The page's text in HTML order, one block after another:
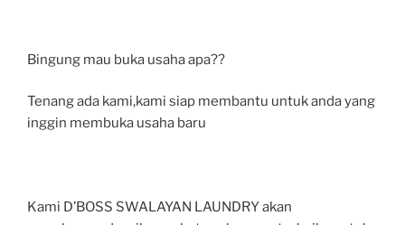
Bingung mau buka usaha apa??
Tenang ada kami,kami siap membantu untuk anda yang
inggin membuka usaha baru
Kami D’BOSS SWALAYAN LAUNDRY akan